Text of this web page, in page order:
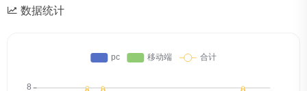
数据统计